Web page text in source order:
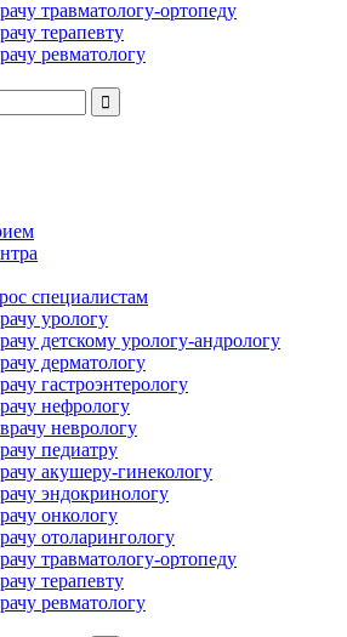
травматологу-ортопеду
терапевту
ревматологу
специалистам
урологу
детскому урологу-андрологу
дерматологу
гастроэнтерологу
нефрологу
неврологу
педиатру
акушеру-гинекологу
эндокринологу
онкологу
отоларингологу
травматологу-ортопеду
терапевту
ревматологу